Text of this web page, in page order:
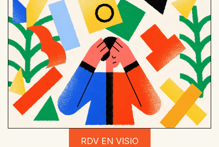
RDV EN VISIO